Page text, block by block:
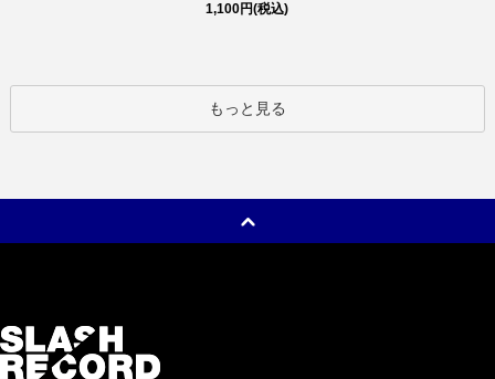
1,100円(税込)
もっと見る